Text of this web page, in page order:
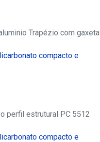
Trapézio com gaxeta
perfil estrutural PC 5512